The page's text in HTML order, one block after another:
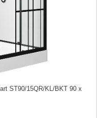
ST90/15QR/KL/BKT 90 x